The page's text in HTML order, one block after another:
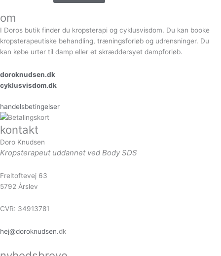
om
I Doros butik finder du kropsterapi og cyklusvisdom. Du kan booke
kropsterapeutiske behandling, træningsforløb og udrensninger. Du
kan købe urter til damp eller et skræddersyet dampforløb.
doroknudsen.dk
cyklusvisdom.dk
handelsbetingelser
kontakt
Doro Knudsen
Kropsterapeut uddannet ved Body SDS
Freltoftevej 63
5792 Årslev
CVR: 34913781
hej@doroknudsen.dk